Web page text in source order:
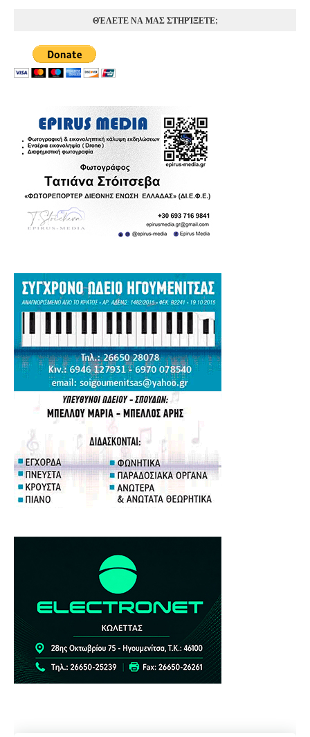
ΘΈΛΕΤΕ ΝΑ ΜΑΣ ΣΤΗΡΊΞΕΤΕ;